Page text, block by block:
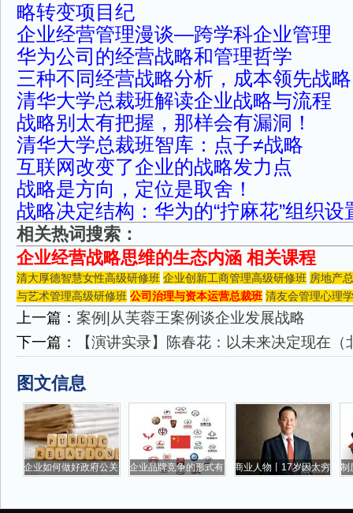
略转变项目纪
企业经营管理漫谈—跨学科企业管理
华为公司的经营战略和管理哲学
三种不同经营战略分析，成本领先战
清华大学总裁班解读企业战略与流程
战略别太有把握，那样会有漏洞！
清华大学总裁班智库：点子≠战略
互联网改变了企业的战略发力点
战略是方向，定位是取舍！
战略决定结构：华为的“拧麻花”组织设
相关热词搜索：
企业经营战略思维的生态内涵 相关课程
清大厚德智慧女性高级研修班 企业创新工商管理高级研修班 房地产
与艺术管理高级研修班 公司治理与资本运营总裁班 清友会管理心理
上一篇： 案例|从芙蓉王案例谈企业发展战略
下一篇：
【演讲实录】陈春花：以未来决定现在
图文信息
企业如何做好政府公关 企业品牌竞争的形式有 商业人物丨17岁因太穷 制